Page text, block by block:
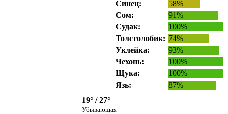
Синец:
58%
Сом:
91%
Судак:
100%
Толстолобик: 74%
Уклейка:
93%
Чехонь:
100%
Щука:
100%
Язь:
87%
19° / 27°
Убывающая